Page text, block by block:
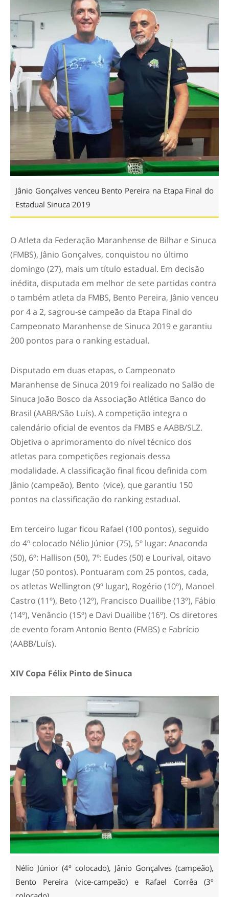
Jânio Gonçalves venceu Bento Pereira na Etapa Final do
Estadual Sinuca 2019
O Atleta da Federação Maranhense de Bilhar e Sinuca
(FMBS), Jânio Gonçalves, conquistou no último
domingo (27), mais um título estadual. Em decisão
inédita, disputada em melhor de sete partidas contra
o também atleta da FMBS, Bento Pereira, Jânio venceu
por 4 a 2, sagrou-se campeão da Etapa Final do
Campeonato Maranhense de Sinuca 2019 e garantiu
200 pontos para o ranking estadual.
Disputado em duas etapas, o Campeonato
Maranhense de Sinuca 2019 foi realizado no Salão de
Sinuca João Bosco da Associação Atlética Banco do
Brasil (AABB/São Luís). A competição integra o
calendário oficial de eventos da FMBS e AABB/SLZ.
Objetiva o aprimoramento do nível técnico dos
atletas para competições regionais dessa
modalidade. A classificação final ficou definida com
Jânio (campeão), Bento (vice), que garantiu 150
pontos na classificação do ranking estadual.
Em terceiro lugar ficou Rafael (100 pontos), seguido
do 4º colocado Nélio Júnior (75), 5º lugar: Anaconda
(50), 6º: Hallison (50), 7º: Eudes (50) e Lourival, oitavo
lugar (50 pontos). Pontuaram com 25 pontos, cada,
os atletas Wellington (9º lugar), Rogério (10º), Manoel
Castro (11º), Beto (12º), Francisco Duailibe (13º), Fábio
(14º), Venâncio (15º) e Davi Duailibe (16º). Os diretores
de evento foram Antonio Bento (FMBS) e Fabrício
(AABB/Luís).
XIV Copa Félix Pinto de Sinuca
Nélio Júnior (4º colocado), Jânio Gonçalves (campeão),
Bento Pereira (vice-campeão) e Rafael Corrêa (3º